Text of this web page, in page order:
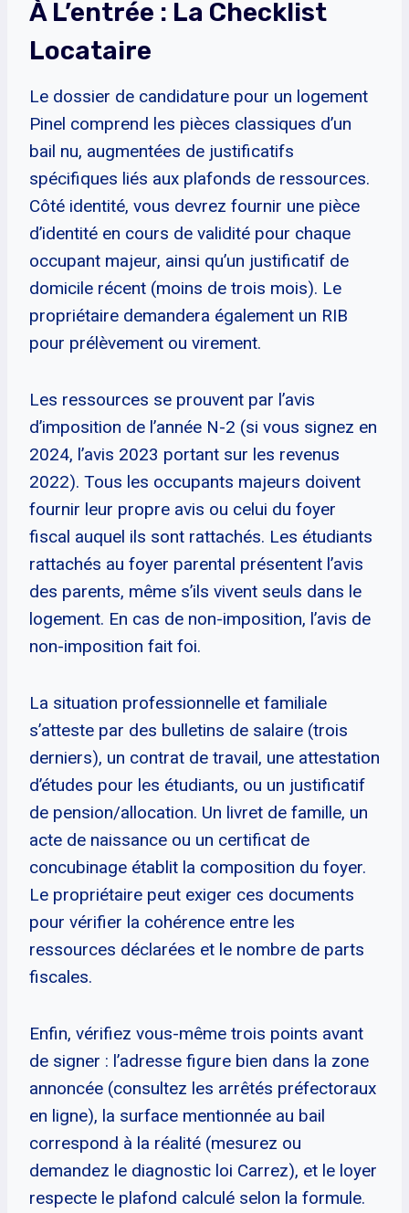
À L’entrée : La Checklist
Locataire
Le dossier de candidature pour un logement
Pinel comprend les pièces classiques d’un
bail nu, augmentées de justificatifs
spécifiques liés aux plafonds de ressources.
Côté identité, vous devrez fournir une pièce
d’identité en cours de validité pour chaque
occupant majeur, ainsi qu’un justificatif de
domicile récent (moins de trois mois). Le
propriétaire demandera également un RIB
pour prélèvement ou virement.
Les ressources se prouvent par l’avis
d’imposition de l’année N-2 (si vous signez en
2024, l’avis 2023 portant sur les revenus
2022). Tous les occupants majeurs doivent
fournir leur propre avis ou celui du foyer
fiscal auquel ils sont rattachés. Les étudiants
rattachés au foyer parental présentent l’avis
des parents, même s’ils vivent seuls dans le
logement. En cas de non-imposition, l’avis de
non-imposition fait foi.
La situation professionnelle et familiale
s’atteste par des bulletins de salaire (trois
derniers), un contrat de travail, une attestation
d’études pour les étudiants, ou un justificatif
de pension/allocation. Un livret de famille, un
acte de naissance ou un certificat de
concubinage établit la composition du foyer.
Le propriétaire peut exiger ces documents
pour vérifier la cohérence entre les
ressources déclarées et le nombre de parts
fiscales.
Enfin, vérifiez vous-même trois points avant
de signer : l’adresse figure bien dans la zone
annoncée (consultez les arrêtés préfectoraux
en ligne), la surface mentionnée au bail
correspond à la réalité (mesurez ou
demandez le diagnostic loi Carrez), et le loyer
respecte le plafond calculé selon la formule.